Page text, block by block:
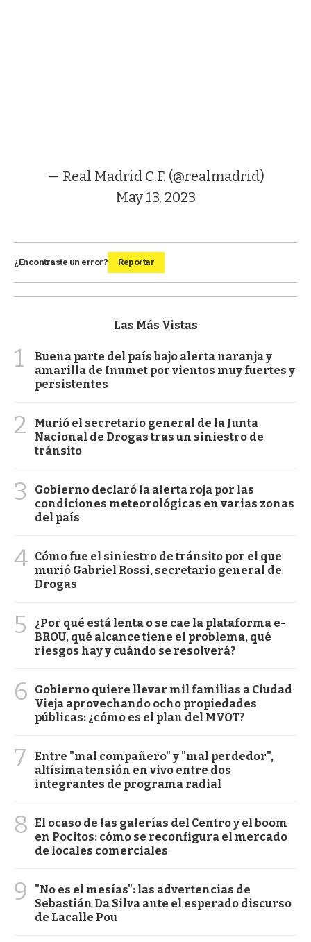
— Real Madrid C.F. (@realmadrid)
May 13, 2023
¿Encontraste un error? Reportar
Las Más Vistas
1
Buena parte del país bajo alerta naranja y
amarilla de Inumet por vientos muy fuertes y
persistentes
2
Murió el secretario general de la Junta
Nacional de Drogas tras un siniestro de
tránsito
3
Gobierno declaró la alerta roja por las
condiciones meteorológicas en varias zonas
del país
4 Cómo fue el siniestro de tránsito por el que
murió Gabriel Rossi, secretario general de
Drogas
5
¿Por qué está lenta o se cae la plataforma e-
BROU, qué alcance tiene el problema, qué
riesgos hay y cuándo se resolverá?
6
Gobierno quiere llevar mil familias a Ciudad
Vieja aprovechando ocho propiedades
públicas: ¿cómo es el plan del MVOT?
7
Entre "mal compañero" y "mal perdedor",
altísima tensión en vivo entre dos
integrantes de programa radial
8
El ocaso de las galerías del Centro y el boom
en Pocitos: cómo se reconfigura el mercado
de locales comerciales
9
"No es el mesías": las advertencias de
Sebastián Da Silva ante el esperado discurso
de Lacalle Pou